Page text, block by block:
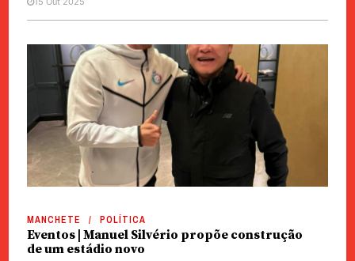
MANCHETE POLÍTICA
Eventos | Manuel Silvério propõe construção
de um estádio novo